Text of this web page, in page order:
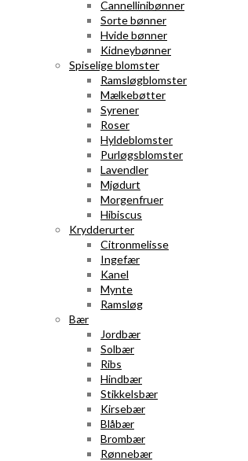
Cannellinibønner
Sorte bønner
Hvide bønner
Kidneybønner
Spiselige blomster
Ramsløgblomster
Mælkebøtter
Syrener
Roser
Hyldeblomster
Purløgsblomster
Lavendler
Mjødurt
Morgenfruer
Hibiscus
Krydderurter
Citronmelisse
Ingefær
Kanel
Mynte
Ramsløg
Bær
Jordbær
Solbær
Ribs
Hindbær
Stikkelsbær
Kirsebær
Blåbær
Brombær
Rønnebær